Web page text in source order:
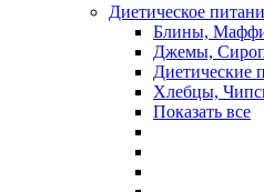
Диетическое
Блины,
Джемы,
Диетические
Хлебцы,
Показать все